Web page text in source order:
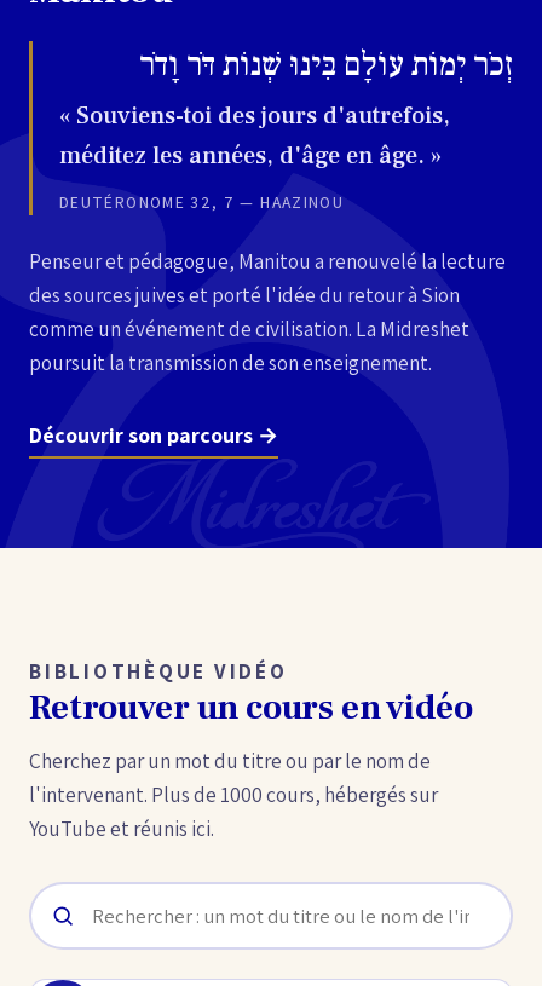
זְכֹר יְמוֹת עוֹלָם בִּינוּ שְׁנוֹת דֹּר וָדֹר
« Souviens-toi des jours d'autrefois,
méditez les années, d'âge en âge. »
DEUTÉRONOME 32, 7 — HAAZINOU
Penseur et pédagogue, Manitou a renouvelé la lecture
des sources juives et porté l'idée du retour à Sion
comme un événement de civilisation. La Midreshet
poursuit la transmission de son enseignement.
Découvrir son parcours →
BIBLIOTHÈQUE VIDÉO
Retrouver un cours en vidéo
Cherchez par un mot du titre ou par le nom de
l'intervenant. Plus de 1000 cours, hébergés sur
YouTube et réunis ici.